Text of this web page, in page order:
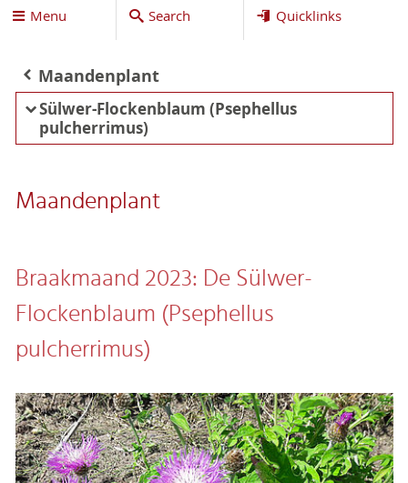
Menu Search Quicklinks
Maandenplant
Sülwer-Flockenblaum (Psephellus
pulcherrimus)
Maandenplant
Braakmaand 2023: De Sülwer-
Flockenblaum (Psephellus
pulcherrimus)